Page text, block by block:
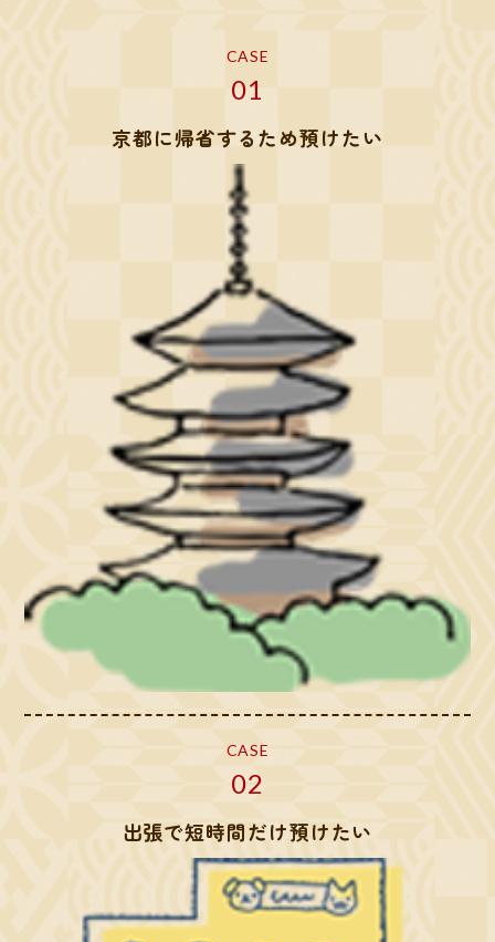
CASE
01
京都に帰省するため預けたい
CASE
02
出張で短時間だけ預けたい